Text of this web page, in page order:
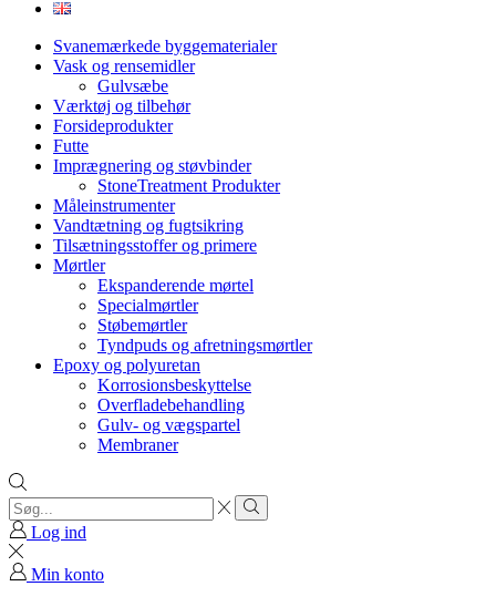
Svanemærkede byggematerialer
Vask og rensemidler
Gulvsæbe
Værktøj og tilbehør
Forsideprodukter
Futte
Imprægnering og støvbinder
StoneTreatment Produkter
Måleinstrumenter
Vandtætning og fugtsikring
Tilsætningsstoffer og primere
Mørtler
Ekspanderende mørtel
Specialmørtler
Støbemørtler
Tyndpuds og afretningsmørtler
Epoxy og polyuretan
Korrosionsbeskyttelse
Overfladebehandling
Gulv- og vægspartel
Membraner
Search
input
Search
Log ind
Min konto